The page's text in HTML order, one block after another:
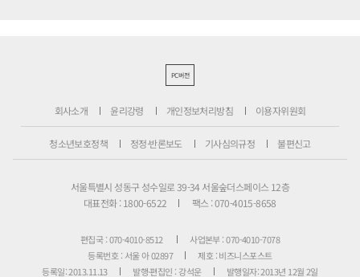
PC버전
회사소개 윤리강령 개인정보처리방침 이용자위원회
청소년보호정책 정정·반론보도 기사심의규정 불편신고
서울특별시 성동구 성수일로 39-34 서울숲더스페이스 12층
대표전화 : 1800-6522
팩스 : 070-4015-8658
편집국 : 070-4010-8512
사업본부 : 070-4010-7078
등록번호 : 서울 아 02897
제호 : 비즈니스포스트
등록일: 2013.11.13
발행·편집인 : 강석운 발행일자: 2013년 12월 2일